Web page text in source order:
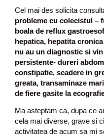
Cel mai des solicita
probleme cu colecistul –
boala de reflux
hepatica, hepatita
nu au un diagnostic si
persistente- dureri
constipatie, scadere in
greata, transaminaze
de fiere gasite la
Ma asteptam ca, dupa ce
cela mai diverse, grave si
activitatea de acum sa mi